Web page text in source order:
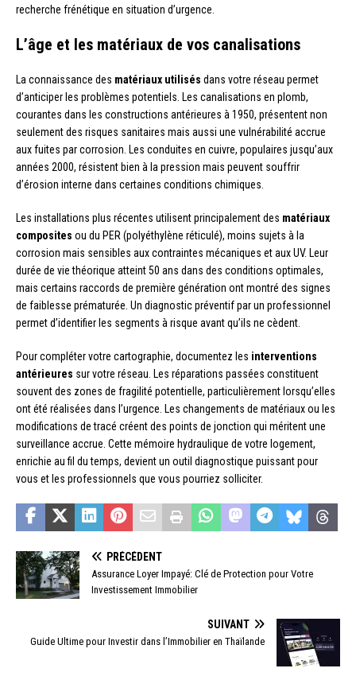
recherche frénétique en situation d’urgence.
L’âge et les matériaux de vos canalisations
La connaissance des matériaux utilisés dans votre réseau permet
d’anticiper les problèmes potentiels. Les canalisations en plomb,
courantes dans les constructions antérieures à 1950, présentent non
seulement des risques sanitaires mais aussi une vulnérabilité accrue
aux fuites par corrosion. Les conduites en cuivre, populaires jusqu’aux
années 2000, résistent bien à la pression mais peuvent souffrir
d’érosion interne dans certaines conditions chimiques.
Les installations plus récentes utilisent principalement des matériaux
composites ou du PER (polyéthylène réticulé), moins sujets à la
corrosion mais sensibles aux contraintes mécaniques et aux UV. Leur
durée de vie théorique atteint 50 ans dans des conditions optimales,
mais certains raccords de première génération ont montré des signes
de faiblesse prématurée. Un diagnostic préventif par un professionnel
permet d’identifier les segments à risque avant qu’ils ne cèdent.
Pour compléter votre cartographie, documentez les interventions
antérieures sur votre réseau. Les réparations passées constituent
souvent des zones de fragilité potentielle, particulièrement lorsqu’elles
ont été réalisées dans l’urgence. Les changements de matériaux ou les
modifications de tracé créent des points de jonction qui méritent une
surveillance accrue. Cette mémoire hydraulique de votre logement,
enrichie au fil du temps, devient un outil diagnostique puissant pour
vous et les professionnels que vous pourriez solliciter.
PRÉCÉDENT
Assurance Loyer Impayé: Clé de Protection pour Votre
Investissement Immobilier
SUIVANT
Guide Ultime pour Investir dans l’Immobilier en Thaïlande